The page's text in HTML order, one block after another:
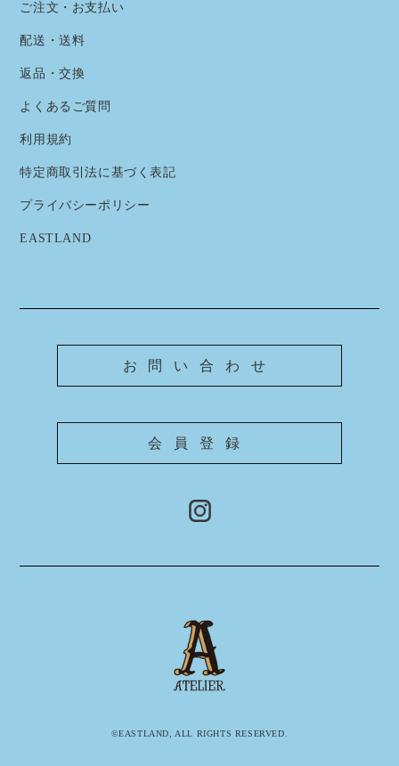
ご注文・お支払い
配送・送料
返品・交換
よくあるご質問
利用規約
特定商取引法に基づく表記
プライバシーポリシー
EASTLAND
お問い合わせ
会員登録
©EASTLAND, ALL RIGHTS RESERVED.